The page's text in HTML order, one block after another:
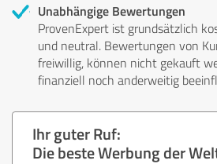
Unabhängige Bewertungen
ProvenExpert ist grundsätzlich
und neutral. Bewertungen von
freiwillig, können nicht gekauft
finanziell noch anderweitig
Ihr guter Ruf:
Die beste Werbung der